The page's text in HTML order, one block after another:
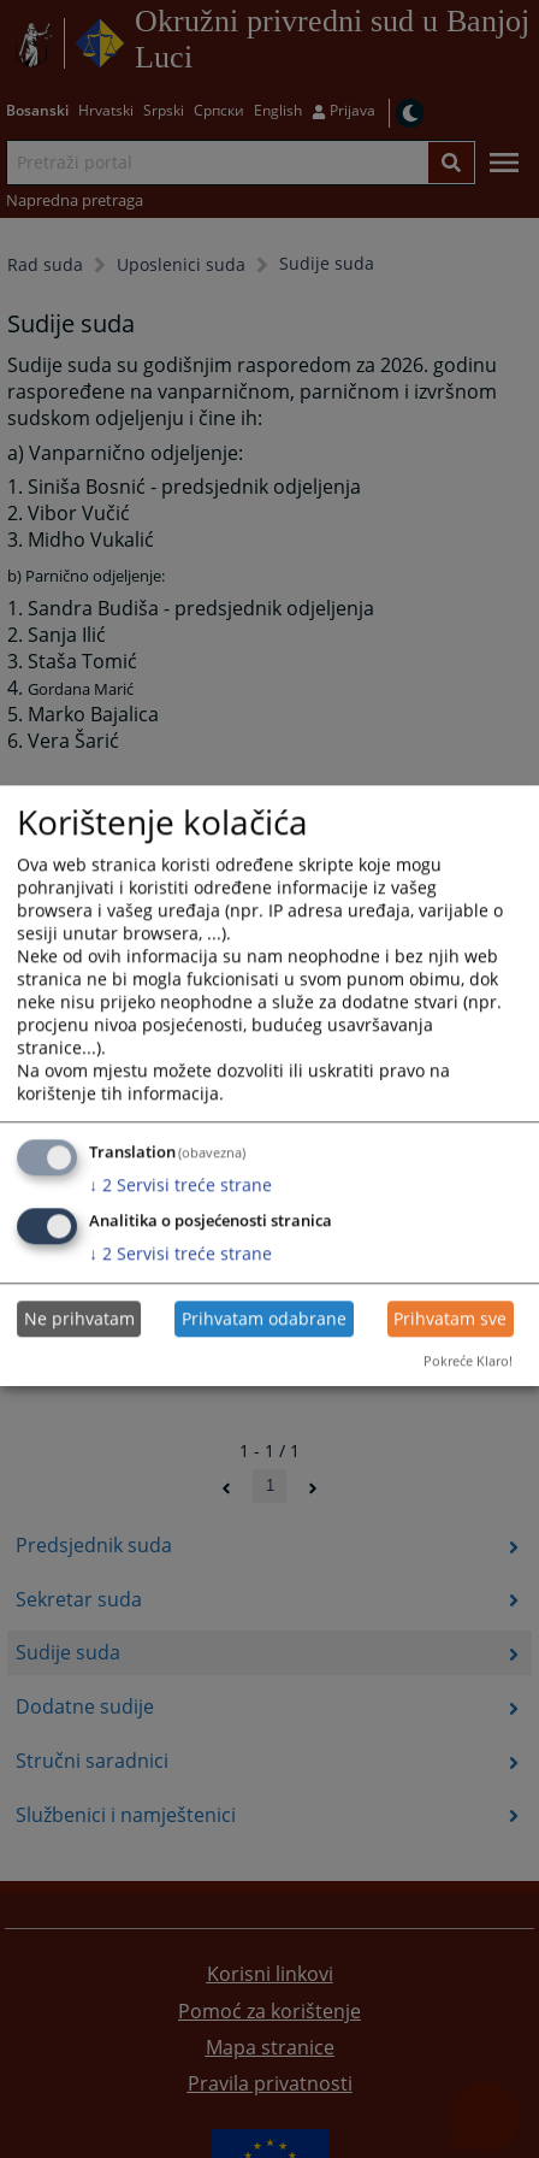
Okružni privredni sud u Banjoj
Luci
Bosanski Hrvatski Srpski Српски English Prijava
Napredna pretraga
Rad suda Uposlenici suda Sudije suda
Predsjednik suda
Sekretar suda
Sudije suda
Dodatne sudije
Stručni saradnici
Službenici i namještenici
Sudije suda
Sudije suda su godišnjim rasporedom za 2026. godinu
raspoređene na vanparničnom, parničnom i izvršnom
sudskom odjeljenju i čine ih:
a) Vanparnično odjeljenje:
1. Siniša Bosnić - predsjednik odjeljenja
2. Vibor Vučić
3. Midho Vukalić
b) Parnično odjeljenje:
1. Sandra Budiša - predsjednik odjeljenja
2. Sanja Ilić
3. Staša Tomić
4. Gordana Marić
5. Marko Bajalica
6. Vera Šarić
1. Gordana Marić- predsjednik odjeljenja
2. Radomir Milaković - zamjenik predsjednika odjeljenja
3. Vesna Stanković-Seksan
4. Sanja Čegar
5. Milka Popović
1 - 1 / 1
1
Korisni linkovi
Pomoć za korištenje
Mapa stranice
Pravila privatnosti
Korištenje kolačića
Ova web stranica koristi određene skripte koje mogu
pohranjivati i koristiti određene informacije iz vašeg
browsera i vašeg uređaja (npr. IP adresa uređaja, varijable o
sesiji unutar browsera, ...).
Neke od ovih informacija su nam neophodne i bez njih web
stranica ne bi mogla fukcionisati u svom punom obimu, dok
neke nisu prijeko neophodne a služe za dodatne stvari (npr.
procjenu nivoa posjećenosti, budućeg usavršavanja
stranice...).
Na ovom mjestu možete dozvoliti ili uskratiti pravo na
korištenje tih informacija.
Translation(obavezna)
↓ 2 Servisi treće strane
Analitika o posjećenosti stranica
↓ 2 Servisi treće strane
Ne prihvatam Prihvatam odabrane Prihvatam sve
Pokreće Klaro!